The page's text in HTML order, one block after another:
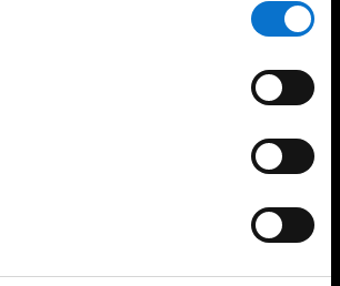
de galetes del lloc web de la